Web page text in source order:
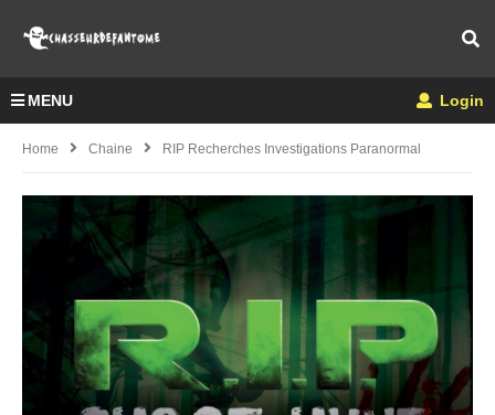
MENU Login
Home Chaine RIP Recherches Investigations Paranormal